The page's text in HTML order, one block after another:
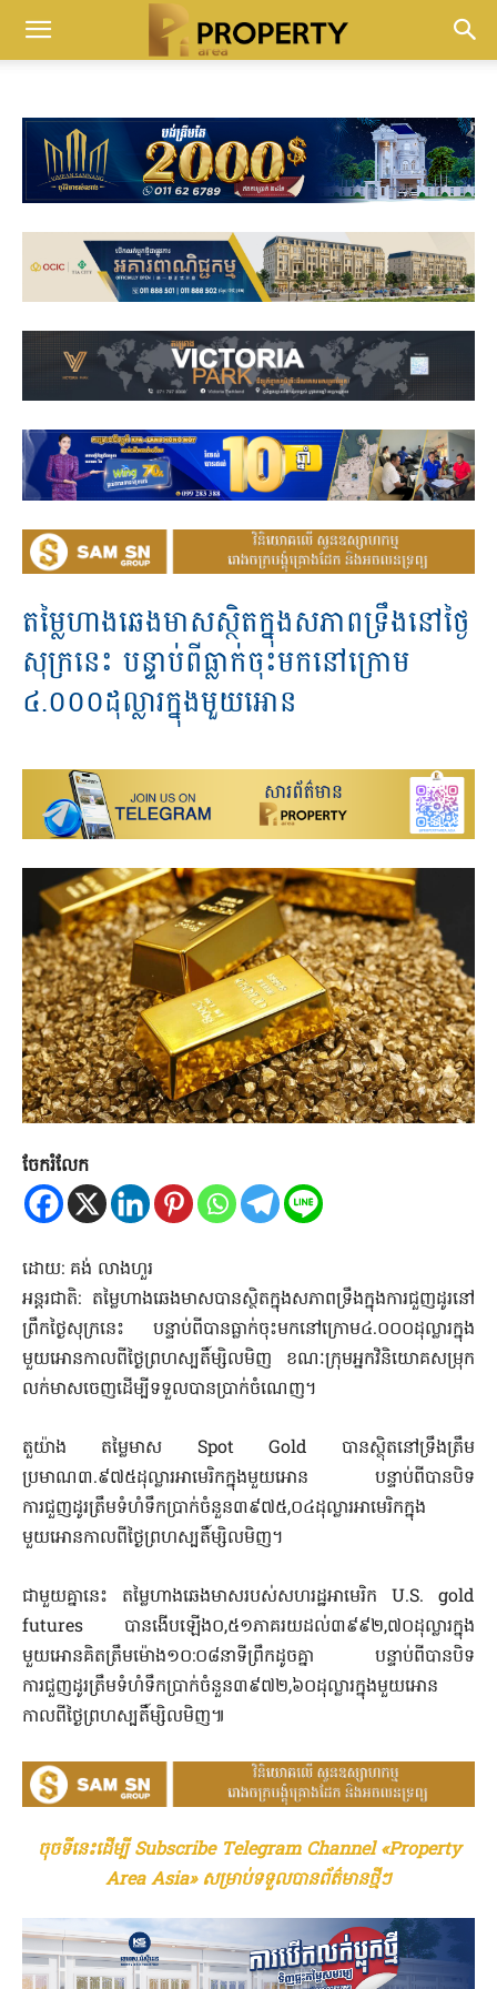
តម្លៃហាងឆេងមាសស្ថិតក្នុងសភាពទ្រឹងនៅថ្ងៃ
សុក្រនេះ បន្ទាប់ពីធ្លាក់ចុះមកនៅក្រោម​
៤.០០០ដុល្លារក្នុងមួយអោន
ចែករំលែក
ដោយ: គង់ លាងហួរ
អន្តរជាតិ: តម្លៃហាងឆេងមាសបានស្ថិតក្នុងសភាពទ្រឹងក្នុងការជួញដូរនៅ
ព្រឹកថ្ងៃសុក្រនេះ បន្ទាប់ពីបានធ្លាក់ចុះមកនៅក្រោម៤.០០០ដុល្លារក្នុង
មួយអោនកាលពីថ្ងៃព្រហស្បតិ៍ម្សិលមិញ ខណៈក្រុមអ្នកវិនិយោគសម្រុក
លក់មាសចេញដើម្បីទទួលបានប្រាក់ចំណេញ។
តួយ៉ាង តម្លៃមាស Spot Gold បានស្ថុិតនៅទ្រឹងត្រឹម
ប្រមាណ៣.៩៧៥ដុល្លារអាមេរិកក្នុងមួយអោន បន្ទាប់ពីបានបិទ
ការជួញដូរត្រឹមទំហំទឹកប្រាក់ចំនួន៣៩៧៥,០៤ដុល្លារអាមេរិកក្នុង
មួយអោនកាលពីថ្ងៃព្រហស្បតិ៍ម្សិលមិញ។
ជាមួយគ្នានេះ តម្លៃហាងឆេងមាសរបស់សហរដ្ឋអាមេរិក U.S. gold
futures បានងើបឡើង០,៥១ភាគរយដល់៣៩៩២,៧០ដុល្លារក្នុង
មួយអោនគិតត្រឹមម៉ោង១០:០៨នាទីព្រឹកដូចគ្នា បន្ទាប់ពីបានបិទ
ការជួញដូរត្រឹមទំហំទឹកប្រាក់ចំនួន៣៩៧២,៦០ដុល្លារក្នុងមួយអោន
កាលពីថ្ងៃព្រហស្បតិ៍ម្សិលមិញ៕
ចុចទីនេះដើម្បី Subscribe Telegram Channel «Property
Area Asia» សម្រាប់ទទួលបានព័ត៌មានថ្មីៗ